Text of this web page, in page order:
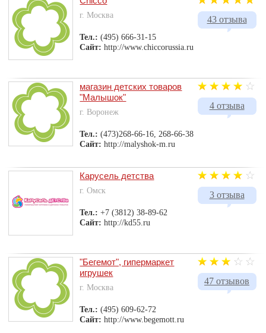
43 отзыва
г. Москва
Тел.:(495) 666-31-15
Сайт: http://www.chiccorussia.ru
4 отзыва
магазин детских товаров
"Малышок"
г. Воронеж
Тел.:(473)268-66-16, 268-66-38
Сайт: http://malyshok-m.ru
3 отзыва
Карусель детства
г. Омск
Тел.:+7 (3812) 38-89-62
Сайт: http://kd55.ru
47 отзывов
"Бегемот", гипермаркет
игрушек
г. Москва
Тел.:(495) 609-62-72
Сайт: http://www.begemott.ru